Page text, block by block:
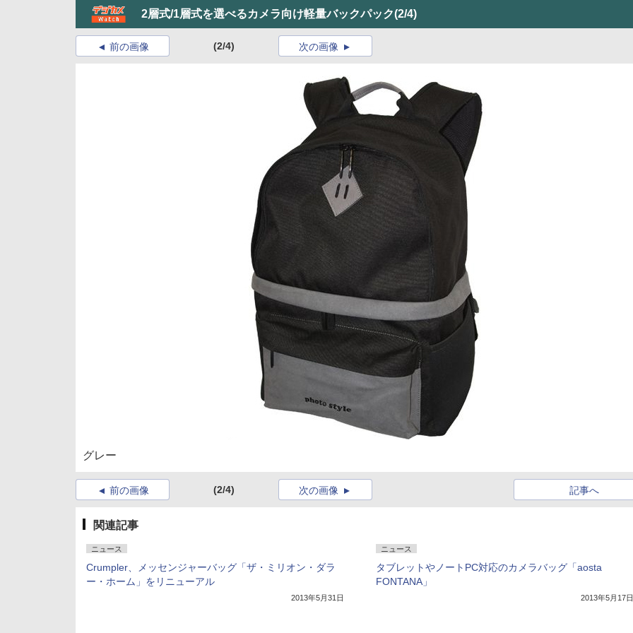
2層式/1層式を選べるカメラ向け軽量バックパック(2/4)
前の画像 (2/4) 次の画像
グレー
前の画像 (2/4) 記事へ
次の画像
関連記事
ニュース
Crumpler、メッセンジャーバッグ「ザ・ミリオン・ダラ
ー・ホーム」をリニューアル
2013年5月31日
ニュース
タブレットやノートPC対応のカメラバッグ「aosta
FONTANA」
2013年5月17日